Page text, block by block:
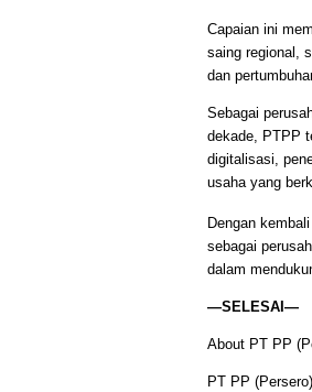
Capaian ini
saing regional,
dan
Sebagai
dekade, PTPP
digitalisasi,
usaha yang
Dengan
sebagai
dalam
—SELESAI—
About PT PP
PT PP